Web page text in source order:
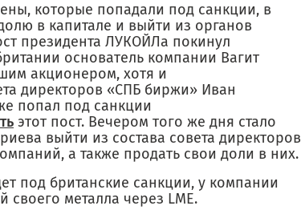
которые попадали под санкции, в
в капитале и выйти из органов
президента ЛУКОЙЛа покинул
основатель компании Вагит
акционером, хотя и
директоров «СПБ биржи» Иван
попал под санкции
этот пост. Вечером того же дня стало
выйти из состава совета директоров
а также продать свои доли в них.
под британские санкции, у компании
металла через LME.